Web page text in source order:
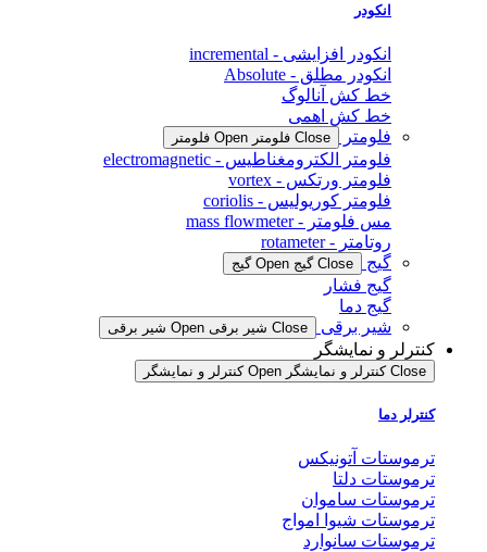
انکودر
انکودر افزایشی - incremental
انکودر مطلق - Absolute
خط کش آنالوگ
خط کش اهمی
فلومتر
Close فلومتر Open فلومتر
فلومتر الکترومغناطیس - electromagnetic
فلومتر ورتکس - vortex
فلومتر کوریولیس - coriolis
مس فلومتر - mass flowmeter
روتامتر - rotameter
گیج
Close گیج Open گیج
گیج فشار
گیج دما
شیر برقی
Close شیر برقی Open شیر برقی
کنترلر و نمایشگر
Close کنترلر و نمایشگر Open کنترلر و نمایشگر
کنترلر دما
ترموستات آتونیکس
ترموستات دلتا
ترموستات ساموان
ترموستات شیوا امواج
ترموستات سانوارد